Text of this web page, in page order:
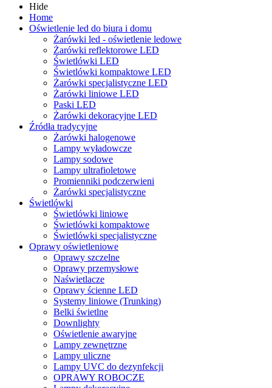
Hide
Home
Oświetlenie led do biura i domu
Żarówki led - oświetlenie ledowe
Żarówki reflektorowe LED
Świetlówki LED
Świetlówki kompaktowe LED
Żarówki specjalistyczne LED
Żarówki liniowe LED
Paski LED
Żarówki dekoracyjne LED
Źródła tradycyjne
Żarówki halogenowe
Lampy wyładowcze
Lampy sodowe
Lampy ultrafioletowe
Promienniki podczerwieni
Żarówki specjalistyczne
Świetlówki
Świetlówki liniowe
Świetlówki kompaktowe
Świetlówki specjalistyczne
Oprawy oświetleniowe
Oprawy szczelne
Oprawy przemysłowe
Naświetlacze
Oprawy ścienne LED
Systemy liniowe (Trunking)
Belki świetlne
Downlighty
Oświetlenie awaryjne
Lampy zewnętrzne
Lampy uliczne
Lampy UVC do dezynfekcji
OPRAWY ROBOCZE